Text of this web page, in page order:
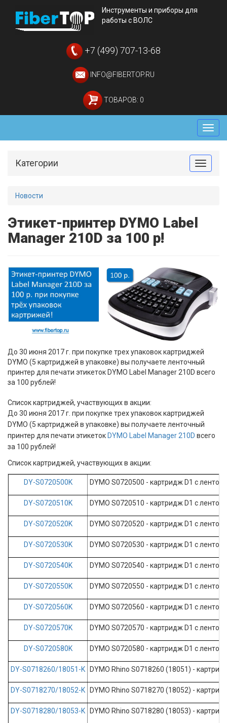
Инструменты и приборы для
работы с ВОЛС
+7 (499) 707-13-68
INFO@FIBERTOP.RU
ТОВАРОВ: 0
Меню
Toggle
Категории
Новости
Этикет-принтер DYMO Label
Manager 210D за 100 р!
До 30 июня 2017 г. при покупке трех упаковок картриджей
DYMO (5 картриджей в упаковке) вы получаете ленточный
принтер для печати этикеток DYMO Label Manager 210D всего
за 100 рублей!
Список картриджей, участвующих в акции:
До 30 июня 2017 г. при покупке трех упаковок картриджей
DYMO (5 картриджей в упаковке) вы получаете ленточный
принтер для печати этикеток DYMO Label Manager 210D всего
за 100 рублей!
Список картриджей, участвующих в акции:
DY-S0720500K DYMO S0720500 - картридж D1 с
DY-S0720510K DYMO S0720510 - картридж D1 с
DY-S0720520K DYMO S0720520 - картридж D1 с
DY-S0720530K DYMO S0720530 - картридж D1 с
DY-S0720540K DYMO S0720540 - картридж D1 с
DY-S0720550K DYMO S0720550 - картридж D1 с
DY-S0720560K DYMO S0720560 - картридж D1 с
DY-S0720570K DYMO S0720570 - картридж D1 с
DY-S0720580K DYMO S0720580 - картридж D1 с
DY-S0718260/18051-K DYMO Rhino S0718260 (18051) -
DY-S0718270/18052-K DYMO Rhino S0718270 (18052) -
DY-S0718280/18053-K DYMO Rhino S0718280 (18053) -